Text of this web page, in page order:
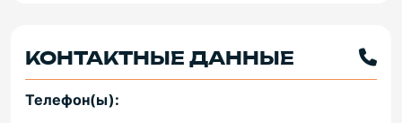
КОНТАКТНЫЕ ДАННЫЕ
Телефон(ы):